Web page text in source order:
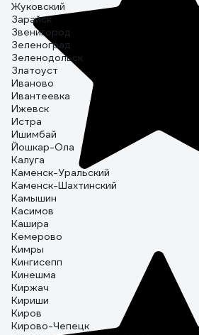
Жуковский
Зарайск
Звенигород
Зеленоград
Зеленодольск
Златоуст
Иваново
Ивантеевка
Ижевск
Истра
Ишимбай
Йошкар-Ола
Калуга
Каменск-Уральский
Каменск-Шахтинский
Камышин
Касимов
Кашира
Кемерово
Кимры
Кингисепп
Кинешма
Киржач
Кириши
Киров
Кирово-Чепецк